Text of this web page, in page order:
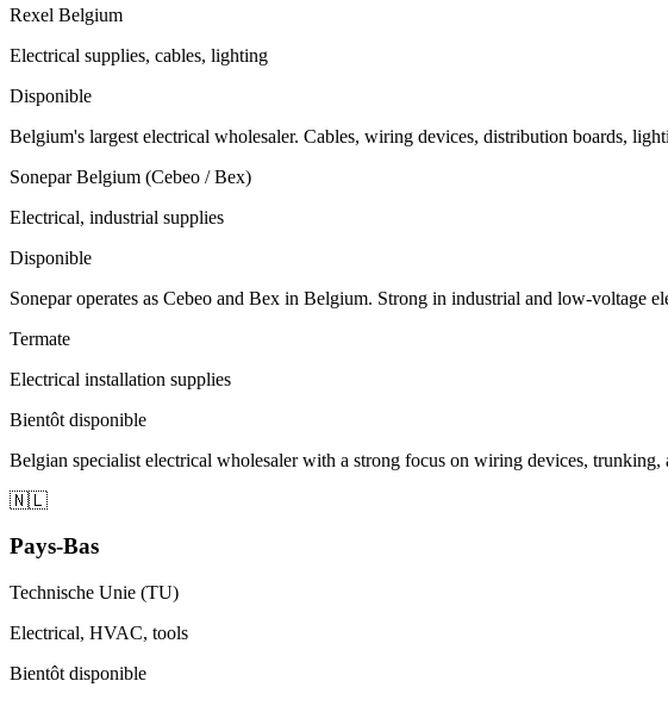
Rexel Belgium
Electrical supplies, cables, lighting
Disponible
Belgium's largest electrical wholesaler. Cables, wiring devices, distribution boards,
Sonepar Belgium (Cebeo / Bex)
Electrical, industrial supplies
Disponible
Sonepar operates as Cebeo and Bex in Belgium. Strong in industrial and low-voltage
Termate
Electrical installation supplies
Bientôt disponible
Belgian specialist electrical wholesaler with a strong focus on wiring devices,
🇳🇱
Pays-Bas
Technische Unie (TU)
Electrical, HVAC, tools
Bientôt disponible